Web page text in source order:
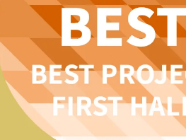
ア ソーシャルグッド
数
人
終了まで残り